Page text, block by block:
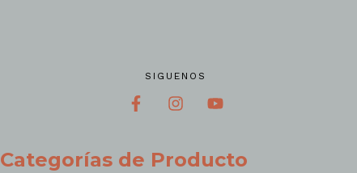
SIGUENOS
Categorías de Producto